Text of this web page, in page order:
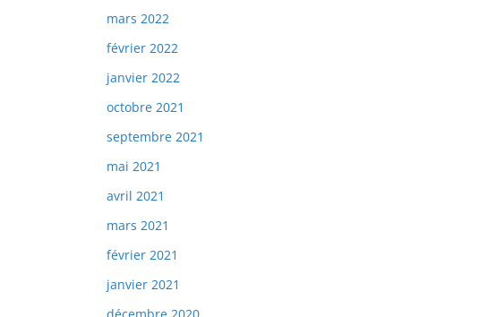
mars 2022
février 2022
janvier 2022
octobre 2021
septembre 2021
mai 2021
avril 2021
mars 2021
février 2021
janvier 2021
décembre 2020